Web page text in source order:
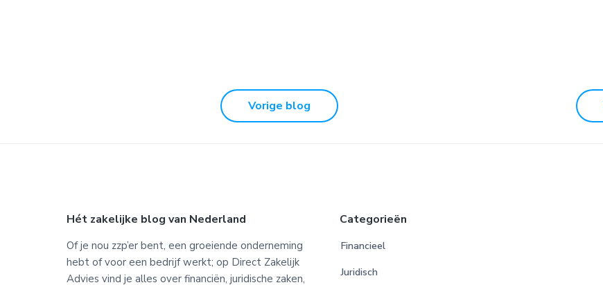
Vorige blog
Hét zakelijke blog van Nederland
Of je nou zzp’er bent, een groeiende onderneming
hebt of voor een bedrijf werkt; op Direct Zakelijk
Advies vind je alles over financiën, juridische zaken,
Categorieën
Financieel
Juridisch